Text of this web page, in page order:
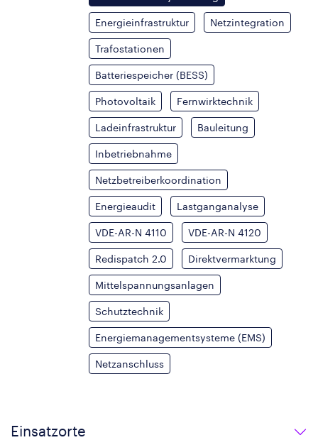
Energieinfrastruktur Netzintegration
Trafostationen
Batteriespeicher (BESS)
Photovoltaik Fernwirktechnik
Ladeinfrastruktur Bauleitung
Inbetriebnahme
Netzbetreiberkoordination
Energieaudit Lastganganalyse
VDE-AR-N 4110 VDE-AR-N 4120
Redispatch 2.0 Direktvermarktung
Mittelspannungsanlagen
Schutztechnik
Energiemanagementsysteme (EMS)
Netzanschluss
Einsatzorte